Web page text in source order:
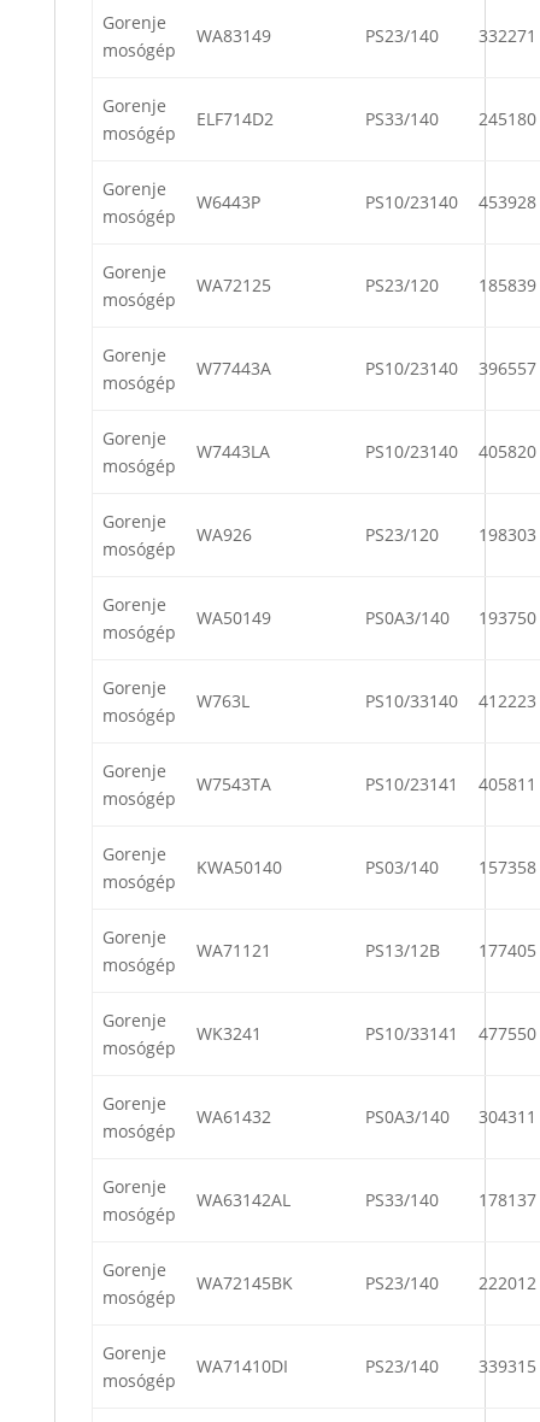
Gorenje
mosógép
WA83149 PS23/140 332271
Gorenje
mosógép
ELF714D2 PS33/140 245180
Gorenje
mosógép
W6443P PS10/23140 453928
Gorenje
mosógép
WA72125 PS23/120 185839
Gorenje
mosógép
W77443A PS10/23140 396557
Gorenje
mosógép
W7443LA PS10/23140 405820
Gorenje
mosógép
WA926 PS23/120 198303
Gorenje
mosógép
WA50149 PS0A3/140 193750
Gorenje
mosógép
W763L PS10/33140 412223
Gorenje
mosógép
W7543TA PS10/23141 405811
Gorenje
mosógép
KWA50140 PS03/140 157358
Gorenje
mosógép
WA71121 PS13/12B 177405
Gorenje
mosógép
WK3241 PS10/33141 477550
Gorenje
mosógép
WA61432 PS0A3/140 304311
Gorenje
mosógép
WA63142AL PS33/140 178137
Gorenje
mosógép
WA72145BK PS23/140 222012
Gorenje
mosógép
WA71410DI PS23/140 339315